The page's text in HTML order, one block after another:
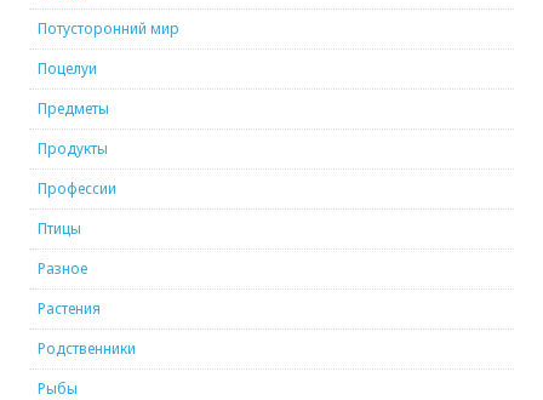
Потусторонний мир
Поцелуи
Предметы
Продукты
Профессии
Птицы
Разное
Растения
Родственники
Рыбы